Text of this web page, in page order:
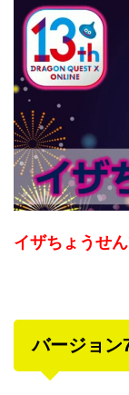
イザちょうせ
バージョン